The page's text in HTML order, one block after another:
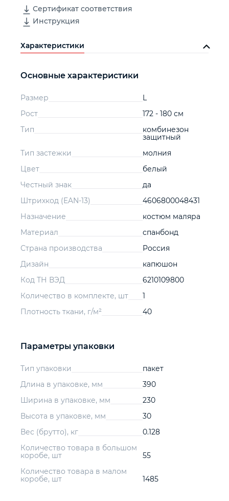
Сертификат соответствия
Инструкция
Характеристики
Основные характеристики
Размер
L
Рост
172 - 180 см
Тип
комбинезон
защитный
Тип застежки
молния
Цвет
белый
Честный знак
да
Штрихкод (EAN-13)
4606800048431
Назначение
костюм маляра
Материал
спанбонд
Страна производства
Россия
Дизайн
капюшон
Код ТН ВЭД
6210109800
Количество в комплекте, шт
1
Плотность ткани, г/м²
40
Параметры упаковки
Тип упаковки
пакет
Длина в упаковке, мм
390
Ширина в упаковке, мм
230
Высота в упаковке, мм
30
Вес (брутто), кг
0.128
Количество товара в большом
коробе, шт
55
Количество товара в малом
коробе, шт
1485